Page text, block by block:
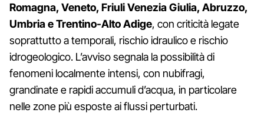
Romagna, Veneto, Friuli Venezia Giulia, Abruzzo,
Umbria e Trentino-Alto Adige, con criticità legate
soprattutto a temporali, rischio idraulico e rischio
idrogeologico. L’avviso segnala la possibilità di
fenomeni localmente intensi, con nubifragi,
grandinate e rapidi accumuli d’acqua, in particolare
nelle zone più esposte ai flussi perturbati.